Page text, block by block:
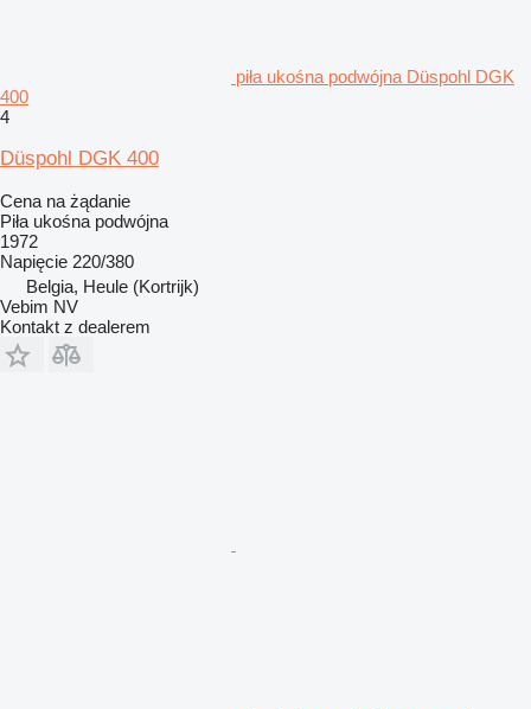
piła ukośna podwójna Düspohl DGK
400
4
Düspohl DGK 400
Cena na żądanie
Piła ukośna podwójna
1972
Napięcie 220/380
Belgia, Heule (Kortrijk)
Vebim NV
Kontakt z dealerem